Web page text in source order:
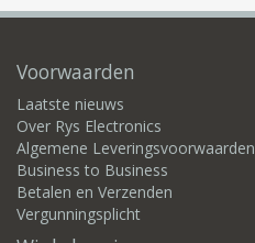
Voorwaarden
Laatste nieuws
Over Rys Electronics
Algemene Leveringsvoorwaarden
Business to Business
Betalen en Verzenden
Vergunningsplicht